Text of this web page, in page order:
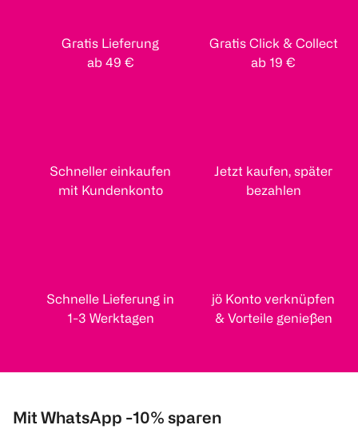
Gratis Lieferung
ab 49 €
Gratis Click & Collect
ab 19 €
Schneller einkaufen
mit Kundenkonto
Jetzt kaufen, später
bezahlen
Schnelle Lieferung in
1-3 Werktagen
jö Konto verknüpfen
& Vorteile genießen
Mit WhatsApp -10% sparen